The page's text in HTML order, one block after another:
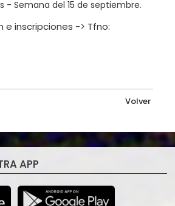
- Semana del 15 de septiembre.
e inscripciones -> Tfno:
Volver
APP